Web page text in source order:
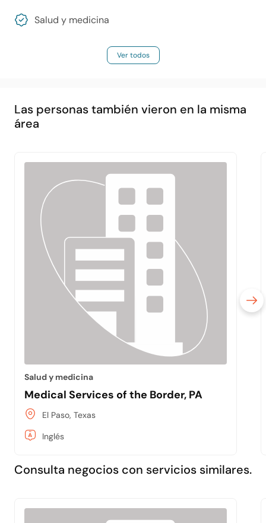
Salud y medicina
Ver todos
Las personas también vieron en la misma
área
Salud y medicina
Medical Services of the Border, PA
El Paso, Texas
Inglés
Consulta negocios con servicios similares.